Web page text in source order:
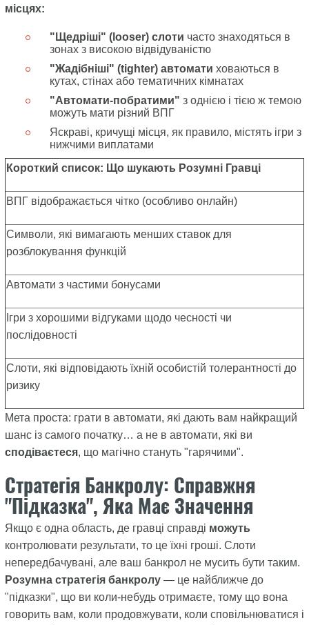
місцях:
"Щедріші" (looser) слоти часто знаходяться в
зонах з високою відвідуваністю
"Жадібніші" (tighter) автомати ховаються в
кутах, стінах або тематичних кімнатах
"Автомати-побратими" з однією і тією ж темою
можуть мати різний ВПГ
Яскраві, кричущі місця, як правило, містять ігри з
нижчими виплатами
Короткий список: Що шукають Розумні Гравці
ВПГ відображається чітко (особливо онлайн)
Символи, які вимагають менших ставок для
розблокування функцій
Автомати з частими бонусами
Ігри з хорошими відгуками щодо чесності чи
послідовності
Слоти, які відповідають їхній особистій толерантності до
ризику
Мета проста: грати в автомати, які дають вам найкращий
шанс із самого початку… а не в автомати, які ви
сподіваєтеся, що магічно стануть "гарячими".
Стратегія Банкролу: Справжня
"Підказка", Яка Має Значення
Якщо є одна область, де гравці справді можуть
контролювати результати, то це їхні гроші. Слоти
непередбачувані, але ваш банкрол не мусить бути таким.
Розумна стратегія банкролу— це найближче до
"підказки", що ви коли-небудь отримаєте, тому що вона
говорить вам, коли продовжувати, коли сповільнюватися і